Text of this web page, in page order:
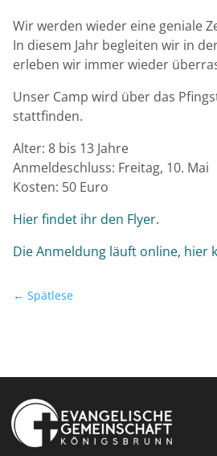
Wir werden wieder eine geniale
In diesem Jahr begleiten wir in
erleben wir immer wieder
Unser Camp wird über das
stattfinden.
Alter: 8 bis 13 Jahre
Anmeldeschluss: Freitag, 10. Mai
Kosten: 50 Euro
Hier findet ihr den Flyer.
Die Anmeldung läuft online, hier
←Spätlese